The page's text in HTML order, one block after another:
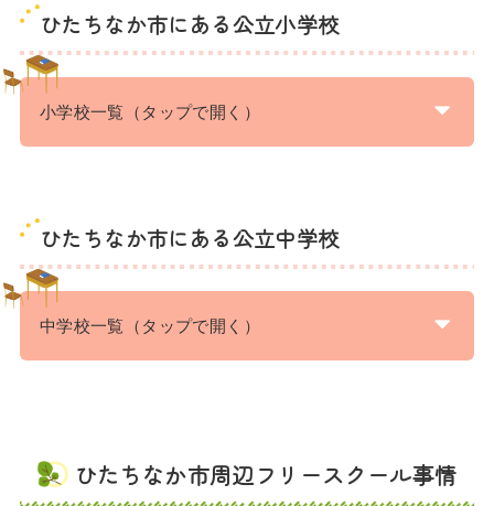
ひたちなか市にある公立小学校
小学校一覧（タップで開く）
ひたちなか市にある公立中学校
中学校一覧（タップで開く）
ひたちなか市周辺フリースクール事情